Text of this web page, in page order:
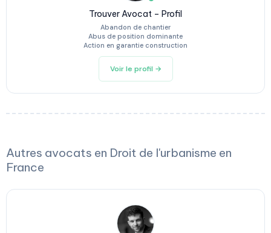
Trouver Avocat – Profil
Abandon de chantier
Abus de position dominante
Action en garantie construction
Voir le profil →
Autres avocats en Droit de l'urbanisme en
France